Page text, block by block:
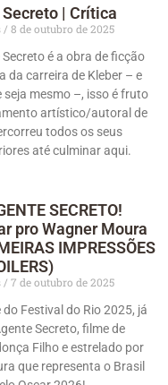
| Crítica
8 de outubro de 2025
Secreto é a obra de ficção
da carreira de Kleber – e
seja mesmo –, isso é fruto
artístico/autoral de
todos os seus
até culminar aqui.
SECRETO!
pro Wagner Moura
IMPRESSÕES
7 de outubro de 2025
Festival do Rio 2025, já
Secreto, filme de
Filho e estrelado por
que representa o Brasil